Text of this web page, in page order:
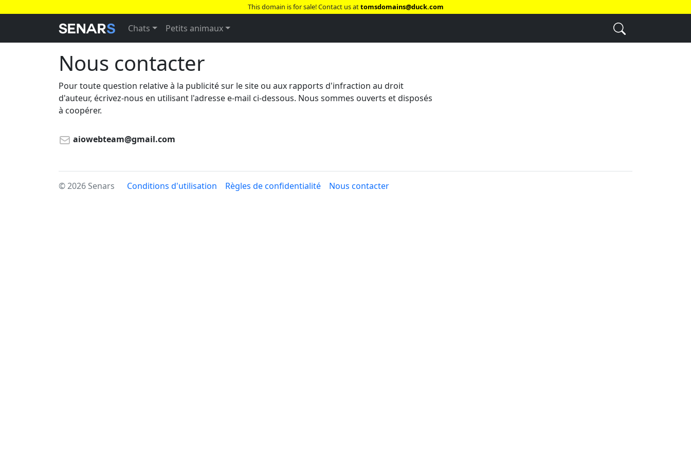
This domain is for sale! Contact us attomsdomains@duck.com
Chats Petits animaux
Nous contacter
Pour toute question relative à la publicité sur le site ou aux rapports d'infraction au droit
d'auteur, écrivez-nous en utilisant l'adresse e-mail ci-dessous. Nous sommes ouverts et disposés
à coopérer.
aiowebteam@gmail.com
© 2026 Senars Conditions d'utilisation Règles de confidentialité Nous contacter